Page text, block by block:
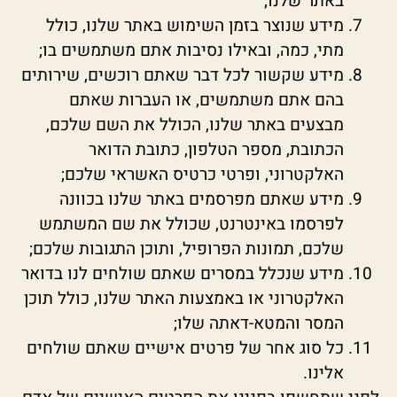
מידע שנוצר בזמן השימוש באתר שלנו, כולל
מתי, כמה, ובאילו נסיבות אתם משתמשים בו;
מידע שקשור לכל דבר שאתם רוכשים, שירותים
בהם אתם משתמשים, או העברות שאתם
מבצעים באתר שלנו, הכולל את השם שלכם,
הכתובת, מספר הטלפון, כתובת הדואר
האלקטרוני, ופרטי כרטיס האשראי שלכם;
מידע שאתם מפרסמים באתר שלנו בכוונה
לפרסמו באינטרנט, שכולל את שם המשתמש
שלכם, תמונות הפרופיל, ותוכן התגובות שלכם;
מידע שנכלל במסרים שאתם שולחים לנו בדואר
האלקטרוני או באמצעות האתר שלנו, כולל תוכן
המסר והמטא-דאתה שלו;
כל סוג אחר של פרטים אישיים שאתם שולחים
אלינו.